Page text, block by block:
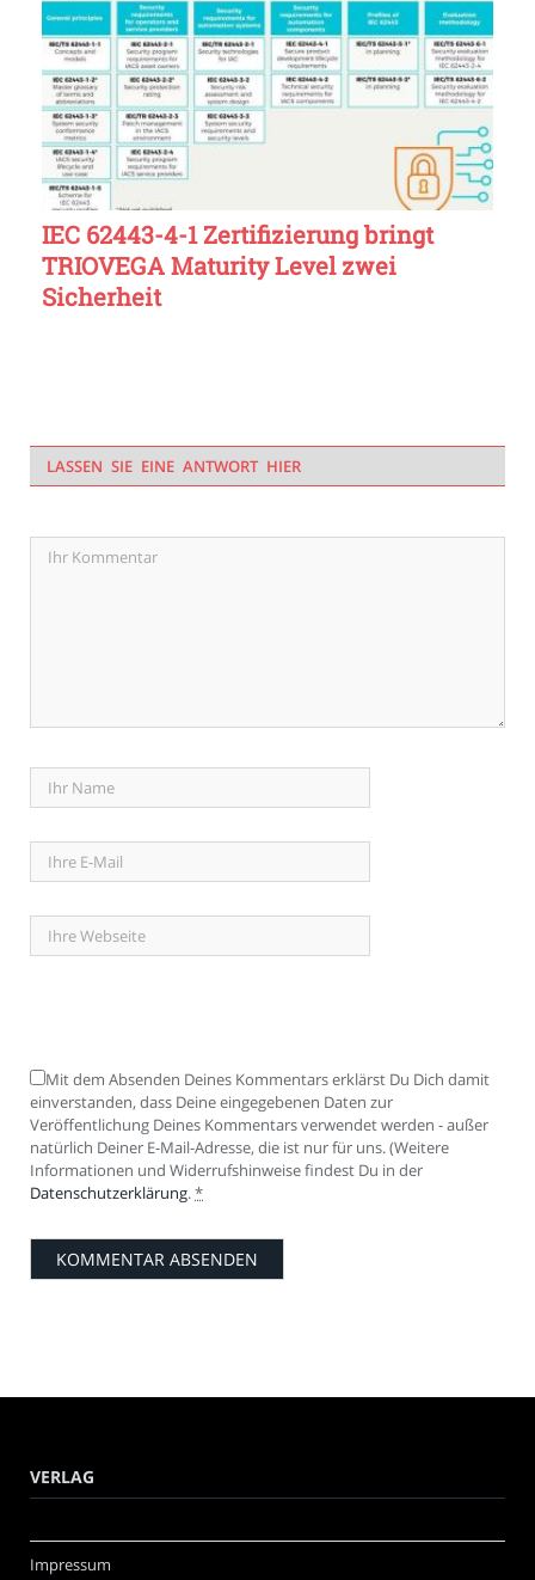
IEC 62443-4-1 Zertifizierung bringt
TRIOVEGA Maturity Level zwei
Sicherheit
LASSEN SIE EINE ANTWORT HIER
Mit dem Absenden Deines Kommentars erklärst Du Dich damit
einverstanden, dass Deine eingegebenen Daten zur
Veröffentlichung Deines Kommentars verwendet werden - außer
natürlich Deiner E-Mail-Adresse, die ist nur für uns. (Weitere
Informationen und Widerrufshinweise findest Du in der
Datenschutzerklärung. *
VERLAG
Impressum